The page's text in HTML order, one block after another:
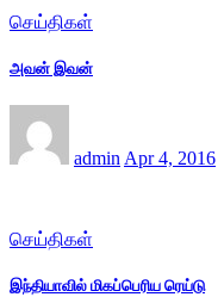
செய்திகள்
அவன் இவன்
admin Apr 4, 2016
செய்திகள்
இந்தியாவில் மிகப்பெரிய ரெய்டு